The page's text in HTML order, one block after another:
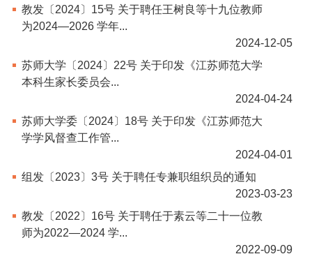
教发〔2024〕15号 关于聘任王树良等十九位教师
为2024—2026 学年...
2024-12-05
苏师大学〔2024〕22号 关于印发《江苏师范大学
本科生家长委员会...
2024-04-24
苏师大学委〔2024〕18号 关于印发《江苏师范大
学学风督查工作管...
2024-04-01
组发〔2023〕3号 关于聘任专兼职组织员的通知
2023-03-23
教发〔2022〕16号 关于聘任于素云等二十一位教
师为2022—2024 学...
2022-09-09